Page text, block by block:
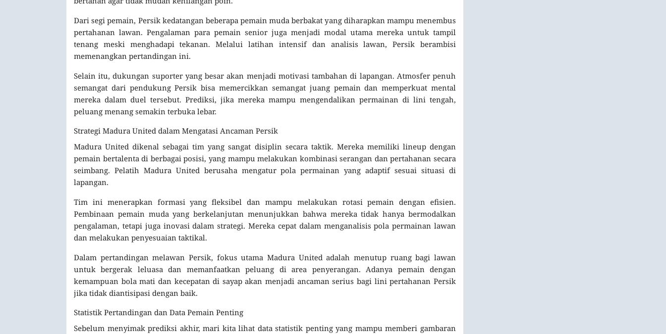
Dari segi pemain, Persik kedatangan beberapa pemain muda berbakat yang diharapkan mampu menembus
pertahanan lawan. Pengalaman para pemain senior juga menjadi modal utama mereka untuk tampil
tenang meski menghadapi tekanan. Melalui latihan intensif dan analisis lawan, Persik berambisi
memenangkan pertandingan ini.
Selain itu, dukungan suporter yang besar akan menjadi motivasi tambahan di lapangan. Atmosfer penuh
semangat dari pendukung Persik bisa memercikkan semangat juang pemain dan memperkuat mental
mereka dalam duel tersebut. Prediksi, jika mereka mampu mengendalikan permainan di lini tengah,
peluang menang semakin terbuka lebar.
Strategi Madura United dalam Mengatasi Ancaman Persik
Madura United dikenal sebagai tim yang sangat disiplin secara taktik. Mereka memiliki lineup dengan
pemain bertalenta di berbagai posisi, yang mampu melakukan kombinasi serangan dan pertahanan secara
seimbang. Pelatih Madura United berusaha mengatur pola permainan yang adaptif sesuai situasi di
lapangan.
Tim ini menerapkan formasi yang fleksibel dan mampu melakukan rotasi pemain dengan efisien.
Pembinaan pemain muda yang berkelanjutan menunjukkan bahwa mereka tidak hanya bermodalkan
pengalaman, tetapi juga inovasi dalam strategi. Mereka cepat dalam menganalisis pola permainan lawan
dan melakukan penyesuaian taktikal.
Dalam pertandingan melawan Persik, fokus utama Madura United adalah menutup ruang bagi lawan
untuk bergerak leluasa dan memanfaatkan peluang di area penyerangan. Adanya pemain dengan
kemampuan bola mati dan kecepatan di sayap akan menjadi ancaman serius bagi lini pertahanan Persik
jika tidak diantisipasi dengan baik.
Statistik Pertandingan dan Data Pemain Penting
Sebelum menyimak prediksi akhir, mari kita lihat data statistik penting yang mampu memberi gambaran